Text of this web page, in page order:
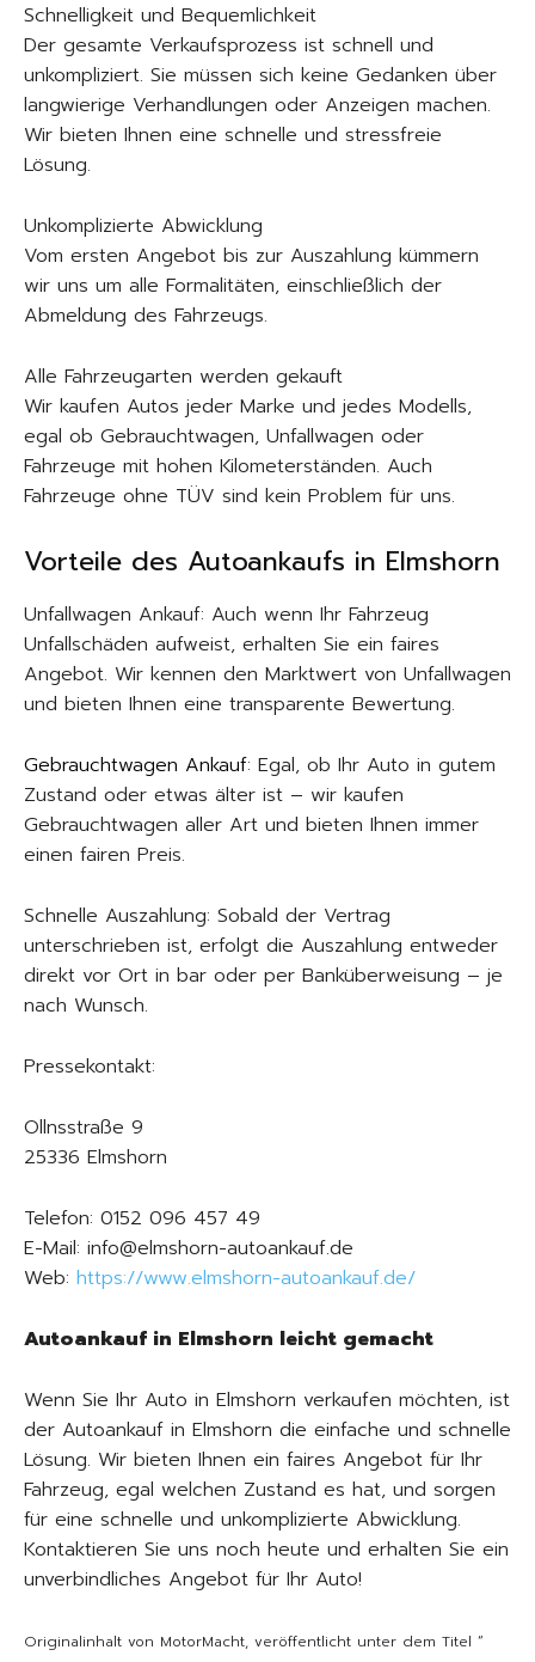
Schnelligkeit und Bequemlichkeit
Der gesamte Verkaufsprozess ist schnell und
unkompliziert. Sie müssen sich keine Gedanken über
langwierige Verhandlungen oder Anzeigen machen.
Wir bieten Ihnen eine schnelle und stressfreie
Lösung.
Unkomplizierte Abwicklung
Vom ersten Angebot bis zur Auszahlung kümmern
wir uns um alle Formalitäten, einschließlich der
Abmeldung des Fahrzeugs.
Alle Fahrzeugarten werden gekauft
Wir kaufen Autos jeder Marke und jedes Modells,
egal ob Gebrauchtwagen, Unfallwagen oder
Fahrzeuge mit hohen Kilometerständen. Auch
Fahrzeuge ohne TÜV sind kein Problem für uns.
Vorteile des Autoankaufs in Elmshorn
Unfallwagen Ankauf: Auch wenn Ihr Fahrzeug
Unfallschäden aufweist, erhalten Sie ein faires
Angebot. Wir kennen den Marktwert von Unfallwagen
und bieten Ihnen eine transparente Bewertung.
Gebrauchtwagen Ankauf: Egal, ob Ihr Auto in gutem
Zustand oder etwas älter ist – wir kaufen
Gebrauchtwagen aller Art und bieten Ihnen immer
einen fairen Preis.
Schnelle Auszahlung: Sobald der Vertrag
unterschrieben ist, erfolgt die Auszahlung entweder
direkt vor Ort in bar oder per Banküberweisung – je
nach Wunsch.
Pressekontakt:
Ollnsstraße 9
25336 Elmshorn
Telefon: 0152 096 457 49
E-Mail: info@elmshorn-autoankauf.de
Web: https://www.elmshorn-autoankauf.de/
Autoankauf in Elmshorn leicht gemacht
Wenn Sie Ihr Auto in Elmshorn verkaufen möchten, ist
der Autoankauf in Elmshorn die einfache und schnelle
Lösung. Wir bieten Ihnen ein faires Angebot für Ihr
Fahrzeug, egal welchen Zustand es hat, und sorgen
für eine schnelle und unkomplizierte Abwicklung.
Kontaktieren Sie uns noch heute und erhalten Sie ein
unverbindliches Angebot für Ihr Auto!
Originalinhalt von MotorMacht, veröffentlicht unter dem Titel “